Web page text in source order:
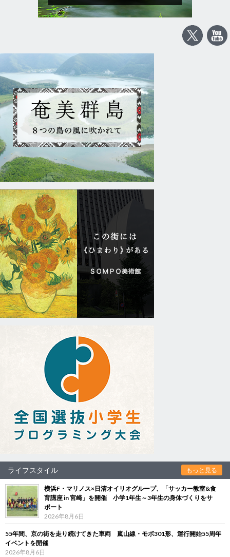
ライフスタイル もっと見る
横浜F・マリノス×日清オイリオグループ、「サッカー教室&食
育講座 in 宮崎」を開催 小学1年生～3年生の身体づくりをサ
ポート
2026年8月6日
55年間、京の街を走り続けてきた車両 嵐山線・モボ301形、運行開始55周年
イベントを開催
2026年8月6日